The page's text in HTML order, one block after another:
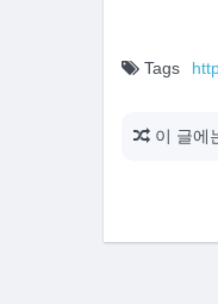
Tags
이 글에